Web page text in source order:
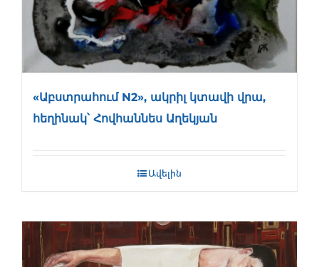
«Աբստրահում N2», ակրիլ կտավի վրա,
հեղինակ՝ Հովհաննես Աղեկյան
Ավելին